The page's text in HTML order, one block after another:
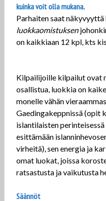
kuinka voit olla mukana.
Parhaiten saat
luokkaomistuksen
on kaikkiaan 12 kpl, kts
Kilpailijoille kilpailut ovat
osallistua, luokkia on
monelle vähän
Gaedingakeppnissä (opit
islantilaisten
esittämään
virheitä), sen energia ja
omat luokat, joissa
ratsastusta ja vaikutusta
Säännöt